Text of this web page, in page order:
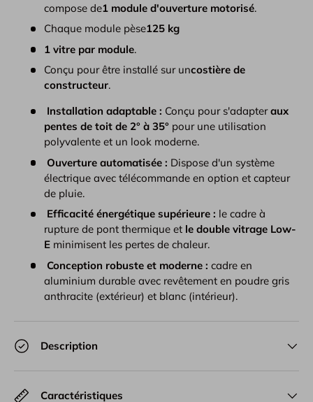
compose de1 module d'ouverture motorisé.
Chaque module pèse125 kg
1 vitre par module.
Conçu pour être installé sur uncostière de
constructeur.
Installation adaptable : Conçu pour s'adapteraux
pentes de toit de 2° à 35°pour une utilisation
polyvalente et un look moderne.
Ouverture automatisée : Dispose d'un système
électrique avec télécommande en option et capteur
de pluie.
Efficacité énergétique supérieure : le cadre à
rupture de pont thermique et le double vitrage Low-
Eminimisent les pertes de chaleur.
Conception robuste et moderne : cadre en
aluminium durable avec revêtement en poudre gris
anthracite (extérieur) et blanc (intérieur).
Description
Caractéristiques